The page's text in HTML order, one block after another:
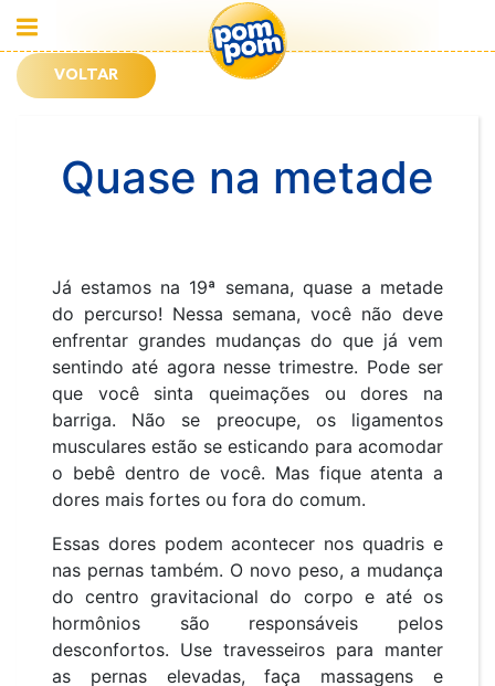
VOLTAR
Quase na metade
Já estamos na 19ª semana, quase a metade
do percurso! Nessa semana, você não deve
enfrentar grandes mudanças do que já vem
sentindo até agora nesse trimestre. Pode ser
que você sinta queimações ou dores na
barriga. Não se preocupe, os ligamentos
musculares estão se esticando para acomodar
o bebê dentro de você. Mas fique atenta a
dores mais fortes ou fora do comum.
Essas dores podem acontecer nos quadris e
nas pernas também. O novo peso, a mudança
do centro gravitacional do corpo e até os
hormônios são responsáveis pelos
desconfortos. Use travesseiros para manter
as pernas elevadas, faça massagens e